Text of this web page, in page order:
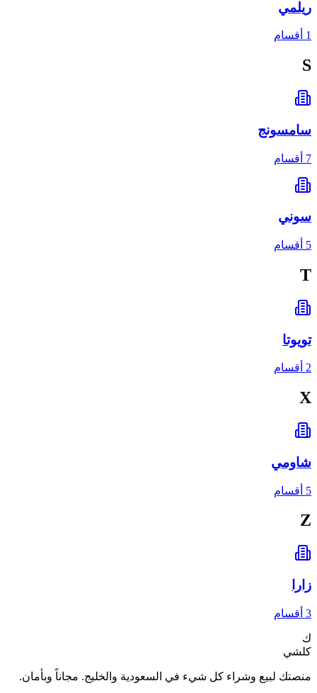
ريلمي
1 أقسام
S
سامسونج
7 أقسام
سوني
5 أقسام
T
تويوتا
2 أقسام
X
شاومي
5 أقسام
Z
زارا
3 أقسام
ك
كلشي
منصتك لبيع وشراء كل شيء في السعودية والخليج. مجاناً وبأمان.